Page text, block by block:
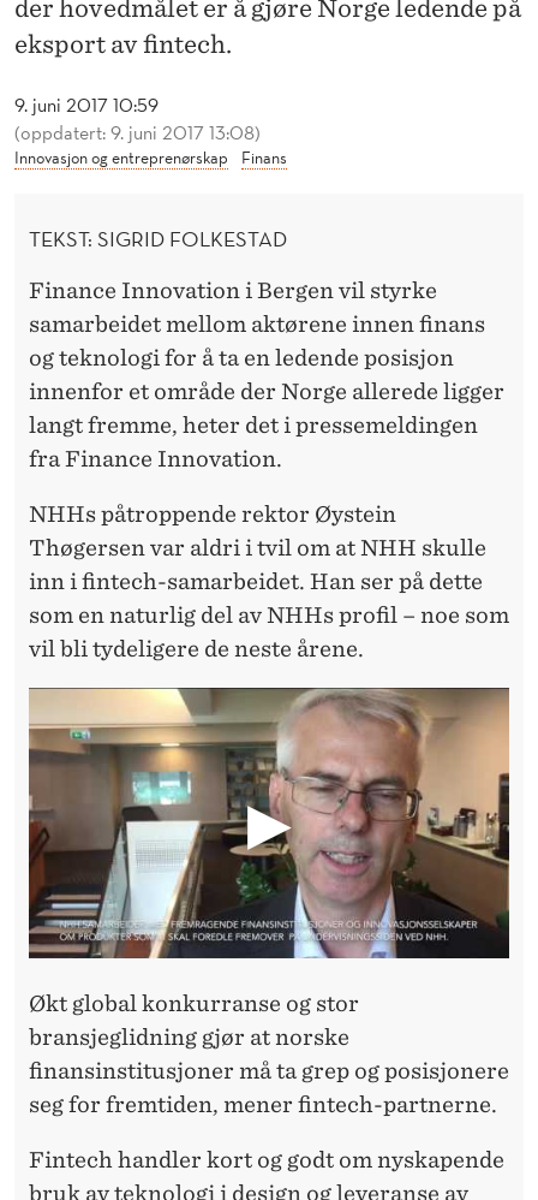
E
L
E
D
9. juni 2017 10:59
(oppdatert: 9. juni 2017 13:08)
Innovasjon og entreprenørskap Finans
der hovedmålet er å gjøre Norge ledende på
eksport av fintech.
TEKST: SIGRID FOLKESTAD
Finance Innovation i Bergen vil styrke
samarbeidet mellom aktørene innen finans
og teknologi for å ta en ledende posisjon
innenfor et område der Norge allerede ligger
langt fremme, heter det i pressemeldingen
fra Finance Innovation.
NHHs påtroppende rektor Øystein
Thøgersen var aldri i tvil om at NHH skulle
inn i fintech-samarbeidet. Han ser på dette
som en naturlig del av NHHs profil – noe som
vil bli tydeligere de neste årene.
Økt global konkurranse og stor
bransjeglidning gjør at norske
finansinstitusjoner må ta grep og posisjonere
seg for fremtiden, mener fintech-partnerne.
Fintech handler kort og godt om nyskapende
bruk av teknologi i design og leveranse av